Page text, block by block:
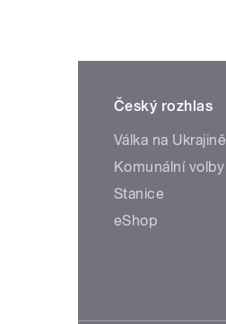
Český rozhlas
Válka na Ukrajině
Komunální volby
Stanice
eShop